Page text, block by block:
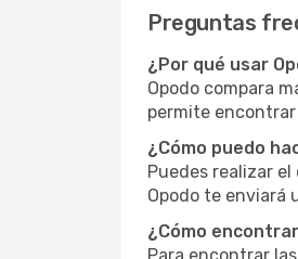
Preguntas
¿Por qué usar
Opodo compara
permite
¿Cómo puedo
Puedes realizar
Opodo te enviará
¿Cómo